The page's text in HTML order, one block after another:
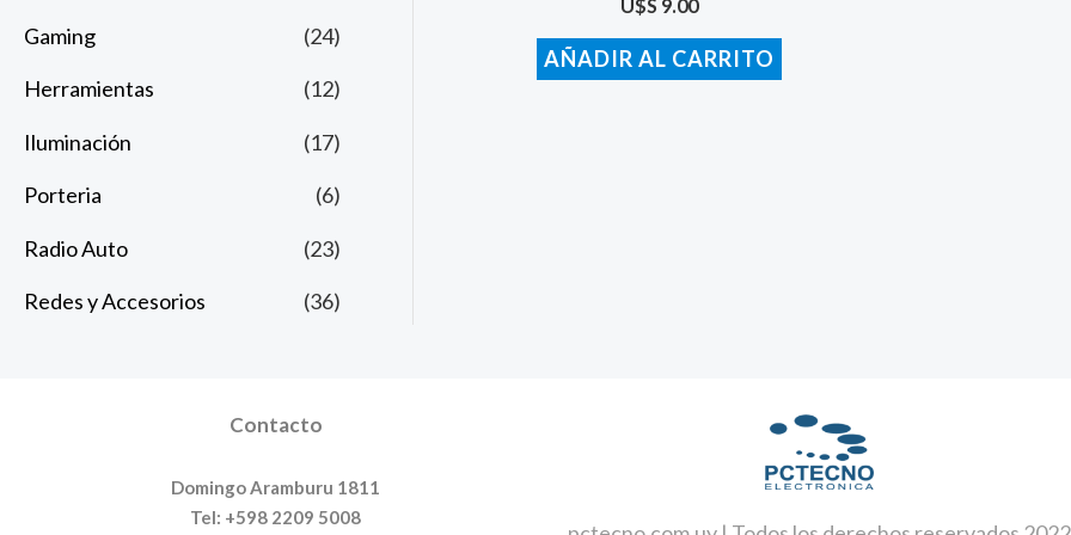
Gaming (24)
Herramientas (12)
Iluminación (17)
Porteria (6)
Radio Auto (23)
Redes y Accesorios (36)
U$S 9.00
AÑADIR AL CARRITO
Contacto
Domingo Aramburu 1811
Tel: +598 2209 5008